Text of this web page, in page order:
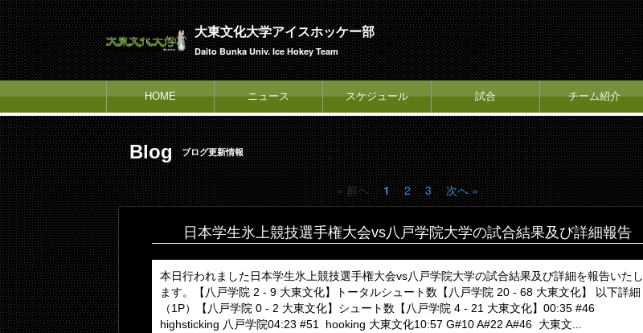
大東文化大学アイスホッケー部
Daito Bunka Univ. Ice Hokey Team
HOME ニュース スケジュール 試合 チーム紹介
Blog ブログ更新情報
« 前へ 1 2 3 次へ »
日本学生氷上競技選手権大会vs八戸学院大学の試合結果及び詳細報告
本日行われました日本学生氷上競技選手権大会vs八戸学院大学の試合結果及び詳細を報告いたし
ます。【八戸学院 2 - 9 大東文化】トータルシュート数【八戸学院 20 - 68 大東文化】 以下詳細
（1P）【八戸学院 0 - 2 大東文化】シュート数【八戸学院 4 - 21 大東文化】00:35 #46
highsticking 八戸学院04:23 #51 hooking 大東文化10:57 G#10 A#22 A#46 大東文...